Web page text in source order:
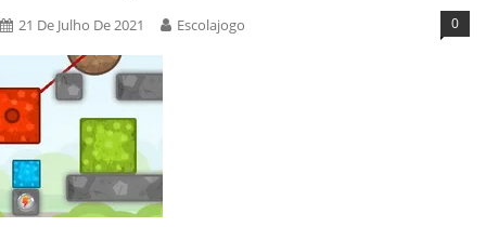
21 De Julho De 2021 Escolajogo 0